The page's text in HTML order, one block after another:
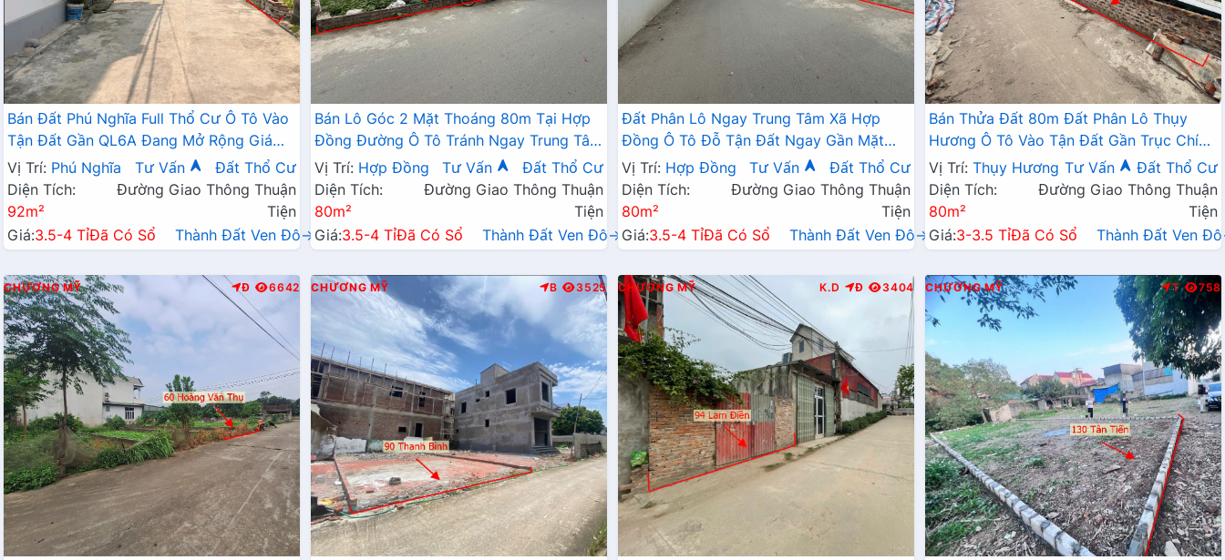
Bán Đất Phú Nghĩa Full Thổ Cư Ô Tô Vào
Tận Đất Gần QL6A Đang Mở Rộng Giá
Chỉ Vài Tỷ
Vị Trí: Phú Nghĩa Tư Vấn
Đất Thổ Cư
Diện Tích:
92m²
Đường Giao Thông Thuận
Tiện
Giá:3.5-4 TỉĐã Có Sổ Thành Đất Ven Đô→
Bán Lô Góc 2 Mặt Thoáng 80m Tại Hợp
Đồng Đường Ô Tô Tránh Ngay Trung Tâm
Hành Chính Xã Gần Đường TL419
Vị Trí: Hợp Đồng Tư Vấn
Đất Thổ Cư
Diện Tích:
80m²
Đường Giao Thông Thuận
Tiện
Giá:3.5-4 TỉĐã Có Sổ Thành Đất Ven Đô→
Đất Phân Lô Ngay Trung Tâm Xã Hợp
Đồng Ô Tô Đỗ Tận Đất Ngay Gần Mặt
Đường Kinh Doanh TL419
Vị Trí: Hợp Đồng Tư Vấn
Đất Thổ Cư
Diện Tích:
80m²
Đường Giao Thông Thuận
Tiện
Giá:3.5-4 TỉĐã Có Sổ Thành Đất Ven Đô→
Bán Thửa Đất 80m Đất Phân Lô Thụy
Hương Ô Tô Vào Tận Đất Gần Trục Chính
Kinh Doanh Liên Huyện
Vị Trí: Thụy Hương Tư Vấn
Đất Thổ Cư
Diện Tích:
80m²
Đường Giao Thông Thuận
Tiện
Giá:3-3.5 TỉĐã Có Sổ Thành Đất Ven
CHƯƠNG MỸ Đ 6642 CHƯƠNG MỸ B 3525 CHƯƠNG MỸ K.D Đ 3404 CHƯƠNG MỸ T 758